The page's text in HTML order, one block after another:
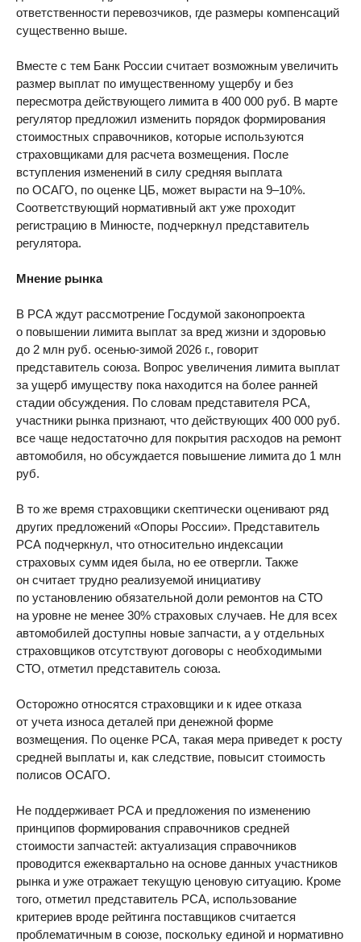
ответственности перевозчиков, где размеры компенсаций
существенно выше.
Вместе с тем Банк России считает возможным увеличить
размер выплат по имущественному ущербу и без
пересмотра действующего лимита в 400 000 руб. В марте
регулятор предложил изменить порядок формирования
стоимостных справочников, которые используются
страховщиками для расчета возмещения. После
вступления изменений в силу средняя выплата
по ОСАГО, по оценке ЦБ, может вырасти на 9–10%.
Соответствующий нормативный акт уже проходит
регистрацию в Минюсте, подчеркнул представитель
регулятора.
Мнение рынка
В РСА ждут рассмотрение Госдумой законопроекта
о повышении лимита выплат за вред жизни и здоровью
до 2 млн руб. осенью-зимой 2026 г., говорит
представитель союза. Вопрос увеличения лимита выплат
за ущерб имуществу пока находится на более ранней
стадии обсуждения. По словам представителя РСА,
участники рынка признают, что действующих 400 000 руб.
все чаще недостаточно для покрытия расходов на ремонт
автомобиля, но обсуждается повышение лимита до 1 млн
руб.
В то же время страховщики скептически оценивают ряд
других предложений «Опоры России». Представитель
РСА подчеркнул, что относительно индексации
страховых сумм идея была, но ее отвергли. Также
он считает трудно реализуемой инициативу
по установлению обязательной доли ремонтов на СТО
на уровне не менее 30% страховых случаев. Не для всех
автомобилей доступны новые запчасти, а у отдельных
страховщиков отсутствуют договоры с необходимыми
СТО, отметил представитель союза.
Осторожно относятся страховщики и к идее отказа
от учета износа деталей при денежной форме
возмещения. По оценке РСА, такая мера приведет к росту
средней выплаты и, как следствие, повысит стоимость
полисов ОСАГО.
Не поддерживает РСА и предложения по изменению
принципов формирования справочников средней
стоимости запчастей: актуализация справочников
проводится ежеквартально на основе данных участников
рынка и уже отражает текущую ценовую ситуацию. Кроме
того, отметил представитель РСА, использование
критериев вроде рейтинга поставщиков считается
проблематичным в союзе, поскольку единой и нормативно